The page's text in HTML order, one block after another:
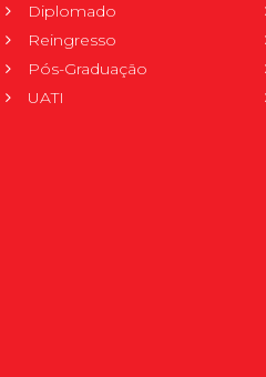
Diplomado
Reingresso
Pós-Graduação
UATI